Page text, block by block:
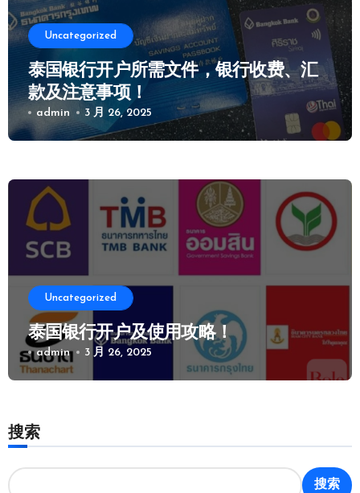
Uncategorized
泰国银行开户所需文件，银行收费、汇
款及注意事项！
admin 3 月 26, 2025
Uncategorized
泰国银行开户及使用攻略！
admin 3 月 26, 2025
搜索
搜索